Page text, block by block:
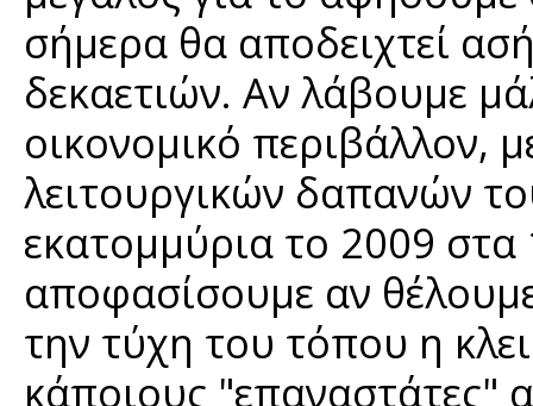
σήμερα θα αποδειχτεί
δεκαετιών. Αν λάβουμε
οικονομικό περιβάλλον,
λειτουργικών δαπανών
εκατομμύρια το 2009
αποφασίσουμε αν
την τύχη του τόπου η
κάποιους "επαναστάτες"